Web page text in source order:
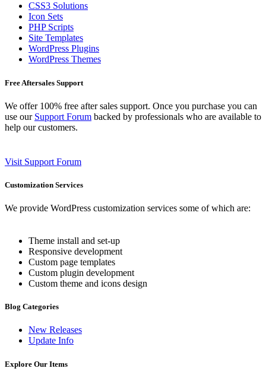
CSS3 Solutions
Icon Sets
PHP Scripts
Site Templates
WordPress Plugins
WordPress Themes
Free Aftersales Support
We offer 100% free after sales support. Once you purchase you can
use our Support Forum backed by professionals who are available to
help our customers.
Visit Support Forum
Customization Services
We provide WordPress customization services some of which are:
Theme install and set-up
Responsive development
Custom page templates
Custom plugin development
Custom theme and icons design
Blog Categories
New Releases
Update Info
Explore Our Items